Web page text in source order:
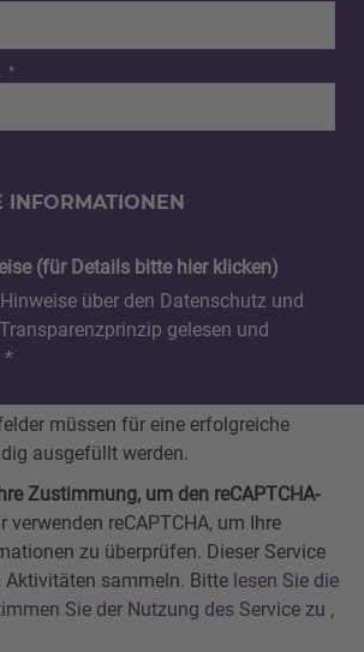
*
INFORMATIONEN
(für Details bitte hier klicken)
über den Datenschutz und
gelesen und
*
müssen für eine erfolgreiche
ausgefüllt werden.
Zustimmung, um den reCAPTCHA-
verwenden reCAPTCHA, um Ihre
zu überprüfen. Dieser Service
Aktivitäten sammeln. Bitte lesen Sie die
Sie der Nutzung des Service zu ,